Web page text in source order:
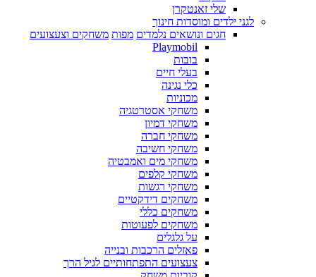
שלי זאנטקרן
לגני ילדים ומוסדות חינוך
חגים ונושאים נלמדים מפות משחקים וצעצועים
Playmobil
בובות
בעלי חיים
כלי נגינה
מכוניות
משחקי אסטרטגיה
משחקי דמיון
משחקי חברה
משחקי חשיבה
משחקי מים ואמבטיה
משחקי קלפים
משחקי רגשות
משחקים דידקטיים
משחקים כללי
משחקים לפעוטות
על גלגלים
פאזלים הרכבות ובנייה
צעצועים התפתחותיים לגיל הרך